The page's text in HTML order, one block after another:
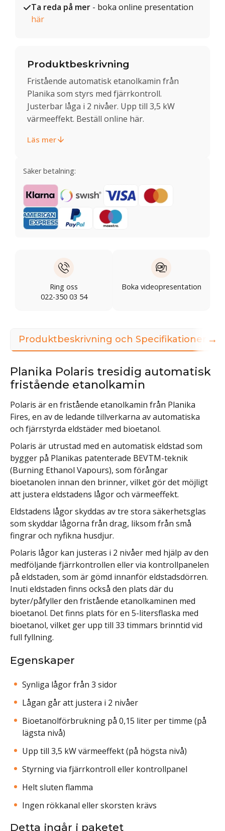
Ta reda på mer - boka online presentation
här
Produktbeskrivning
Fristående automatisk etanolkamin från
Planika som styrs med fjärrkontroll.
Justerbar låga i 2 nivåer. Upp till 3,5 kW
värmeeffekt. Beställ online här.
Läs mer
Säker betalning:
Ring oss
022-350 03 54
Boka videopresentation
Produktbeskrivning och Specifikationer
Planika Polaris tresidig automatisk
fristående etanolkamin
Polaris är en fristående etanolkamin från Planika
Fires, en av de ledande tillverkarna av automatiska
och fjärrstyrda eldstäder med bioetanol.
Polaris är utrustad med en automatisk eldstad som
bygger på Planikas patenterade BEVTM-teknik
(Burning Ethanol Vapours), som förångar
bioetanolen innan den brinner, vilket gör det möjligt
att justera eldstadens lågor och värmeeffekt.
Eldstadens lågor skyddas av tre stora säkerhetsglas
som skyddar lågorna från drag, liksom från små
fingrar och nyfikna husdjur.
Polaris lågor kan justeras i 2 nivåer med hjälp av den
medföljande fjärrkontrollen eller via kontrollpanelen
på eldstaden, som är gömd innanför eldstadsdörren.
Inuti eldstaden finns också den plats där du
byter/påfyller den fristående etanolkaminen med
bioetanol. Det finns plats för en 5-litersflaska med
bioetanol, vilket ger upp till 33 timmars brinntid vid
full fyllning.
Egenskaper
Synliga lågor från 3 sidor
Lågan går att justera i 2 nivåer
Bioetanolförbrukning på 0,15 liter per timme (på
lägsta nivå)
Upp till 3,5 kW värmeeffekt (på högsta nivå)
Styrning via fjärrkontroll eller kontrollpanel
Helt sluten flamma
Ingen rökkanal eller skorsten krävs
Detta ingår i paketet
→